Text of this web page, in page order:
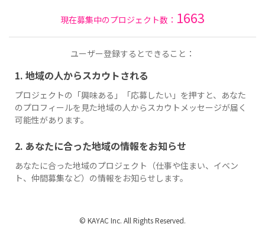
現在募集中のプロジェクト数： 1663
ユーザー登録するとできること：
1. 地域の人からスカウトされる
プロジェクトの「興味ある」「応募したい」を押すと、あなた
のプロフィールを見た地域の人からスカウトメッセージが届く
可能性があります。
2. あなたに合った地域の情報をお知らせ
あなたに合った地域のプロジェクト（仕事や住まい、イベン
ト、仲間募集など）の情報をお知らせします。
© KAYAC Inc. All Rights Reserved.